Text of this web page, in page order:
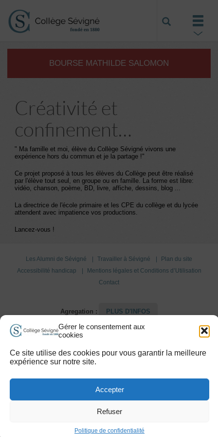
Gérer le consentement aux
cookies
Ce site utilise des cookies pour vous garantir la meilleure
expérience sur notre site.
Accepter
Refuser
Politique de confidentialité
BOURSE MATHILDE SALOMON
Créativité et
confinement…
" Ma famille et moi, élève du Collège Sévigné vivons une
expérience hors du commun et je la partage !"
Ce projet proposé à tous les élèves du Collège peut être réalisé
par l'élève tout seul, en groupe ou en famille. La forme est libre:
vidéo, chanson, poème, BD, livre, affiche, dessins, blog ...
La directrice de l'école primaire et les CPE du collège et du lycée
attendent avec impatience vos productions.
Lancez-vous !
Les Alumni de Sévigné Travailler à Sévigné
Plan du site
Accessibilité handicap
Mentions légales et Conditions d’Utilisation
Contact
Agregation : PLUS D'INFOS
Copyright 2015 © Collège Sévigné